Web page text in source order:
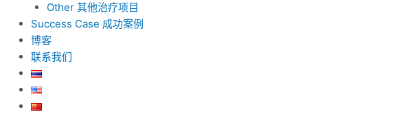
Other 其他治疗项目
Success Case 成功案例
博客
联系我们